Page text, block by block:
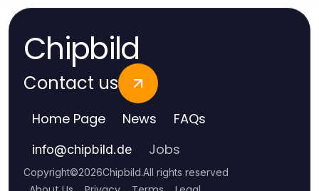
Chipbild
Contact us
Home Page News FAQs
info@chipbild.de Jobs
Copyright©2026Chipbild.All rights reserved